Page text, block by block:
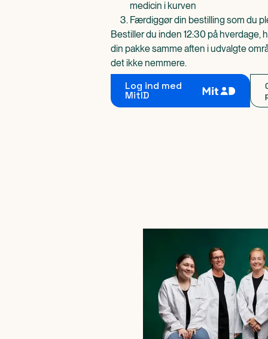
medicin i kurven
Færdiggør din bestilling som du
Bestiller du inden 12:30 på hverdage,
din pakke samme aften i udvalgte
det ikke nemmere.
Log ind med
MitID